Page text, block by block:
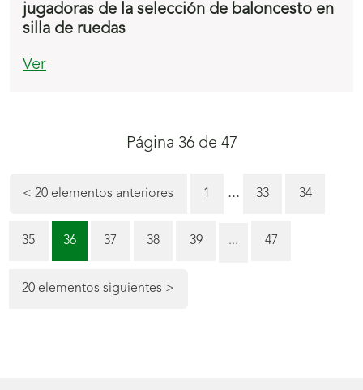
jugadoras de la selección de baloncesto en
silla de ruedas
Ver
la
Página 36 de 47
< 20 elementos anteriores 1 ... Página
33 Página
34
Página
35 Página
36 Página
37 Página
38 Página
39 ... Página
47
20 elementos siguientes >